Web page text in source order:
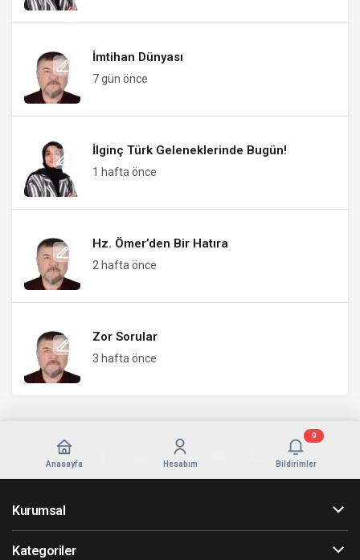
İmtihan Dünyası
7 gün önce
İlginç Türk Geleneklerinde Bugün!
1 hafta önce
Hz. Ömer’den Bir Hatıra
2 hafta önce
Zor Sorular
3 hafta önce
Anasayfa Hesabım Bildirimler
0
Kurumsal
Kategoriler